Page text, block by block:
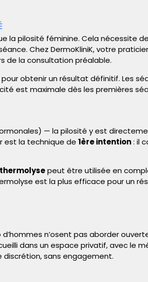
la pilosité féminine. Cela nécessite
Chez DermoKliniK, votre
de la consultation préalable.
obtenir un résultat définitif. Les
est maximale dès les premières
— la pilosité y est
est la technique de 1ère intention: il
thermolysepeut être utilisée en
est la plus efficace pour un
n’osent pas aborder
dans un espace privatif, avec le
sans engagement.